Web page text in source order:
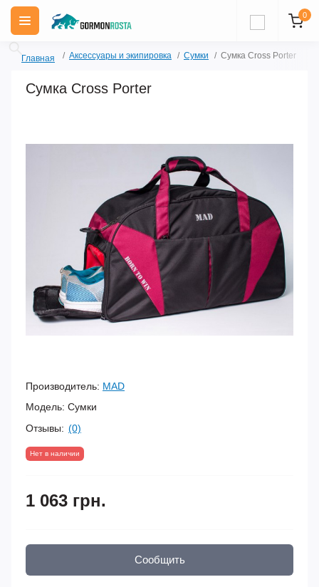
0
Главная Аксессуары и экипировка Сумки Сумка Cross Porter
Сумка Cross Porter
Производитель: MAD
Модель: Сумки
Отзывы: (0)
Нет в наличии
1 063 грн.
Сообщить